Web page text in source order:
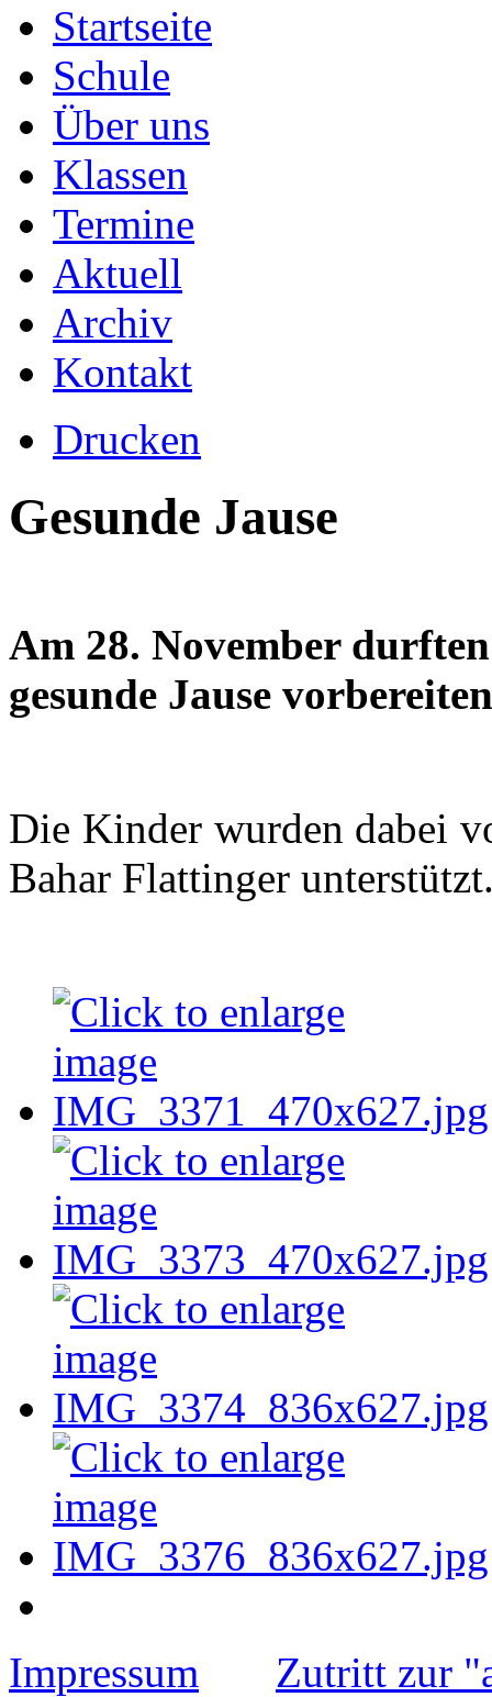
Startseite
Schule
Über uns
Klassen
Termine
Aktuell
Archiv
Kontakt
Drucken
Gesunde Jause
Am 28. November
gesunde Jause
Die Kinder wurden dabei
Bahar Flattinger
Impressum Zutritt zur